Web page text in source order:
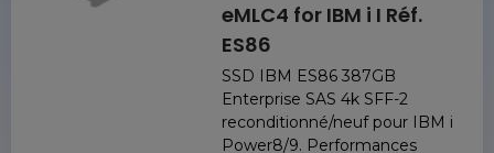
eMLC4 for IBM i I Réf.
ES86
SSD IBM ES86 387GB
Enterprise SAS 4k SFF-2
reconditionné/neuf pour IBM i
Power8/9. Performances